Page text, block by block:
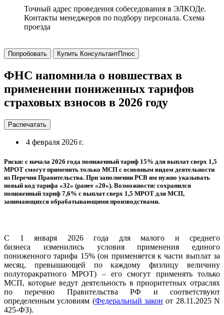
Точный адрес проведения собеседования в ЭЛКОДе.
Контакты менеджеров по подбору персонала. Схема
проезда
Попробовать Купить КонсультантПлюс
ФНС напомнила о новшествах в
применении пониженных тарифов
страховых взносов в 2026 году
Распечатать
4 февраля 2026 г.
Риски: с начала 2026 года пониженный тариф 15% для выплат сверх 1,5
МРОТ смогут применять только МСП с основным видом деятельности
из Перечня Правительства. При заполнении РСВ им нужно указывать
новый код тарифа «32» (ранее «20»). Возможности: сохранился
пониженный тариф 7,6% с выплат сверх 1,5 МРОТ для МСП,
занимающихся обрабатывающими производствами.
С 1 января 2026 года для малого и среднего
бизнеса изменились условия применения единого
пониженного тарифа 15% (он применяется к части выплат за
месяц, превышающей по каждому физлицу величину
полуторакратного МРОТ) – его смогут применять только
МСП, которые ведут деятельность в приоритетных отраслях
по перечню Правительства РФ и соответствуют
определенным условиям (Федеральный закон от 28.11.2025 N
425-ФЗ).